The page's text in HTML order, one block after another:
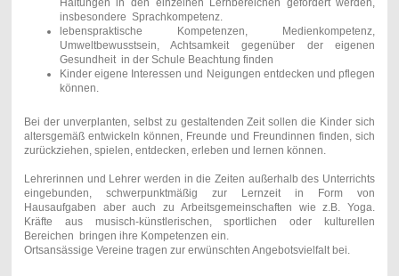
Haltungen in den einzelnen Lernbereichen gefördert werden,
insbesondere Sprachkompetenz.
lebenspraktische Kompetenzen, Medienkompetenz,
Umweltbewusstsein, Achtsamkeit gegenüber der eigenen
Gesundheit in der Schule Beachtung finden
Kinder eigene Interessen und Neigungen entdecken und pflegen
können.
Bei der unverplanten, selbst zu gestaltenden Zeit sollen die Kinder sich
altersgemäß entwickeln können, Freunde und Freundinnen finden, sich
zurückziehen, spielen, entdecken, erleben und lernen können.
Lehrerinnen und Lehrer werden in die Zeiten außerhalb des Unterrichts
eingebunden, schwerpunktmäßig zur Lernzeit in Form von
Hausaufgaben aber auch zu Arbeitsgemeinschaften wie z.B. Yoga.
Kräfte aus musisch-künstlerischen, sportlichen oder kulturellen
Bereichen bringen ihre Kompetenzen ein.
Ortsansässige Vereine tragen zur erwünschten Angebotsvielfalt bei.